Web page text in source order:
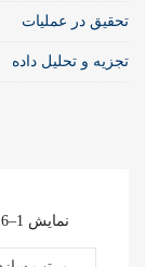
تحقیق در عملیات
تجزیه و تحلیل داده
نمایش 1–16 از 22 نتیجه